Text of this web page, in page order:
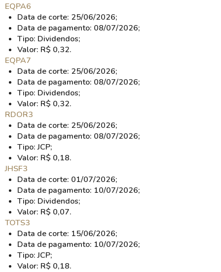
EQPA6
Data de corte: 25/06/2026;
Data de pagamento: 08/07/2026;
Tipo: Dividendos;
Valor: R$ 0,32.
EQPA7
Data de corte: 25/06/2026;
Data de pagamento: 08/07/2026;
Tipo: Dividendos;
Valor: R$ 0,32.
RDOR3
Data de corte: 25/06/2026;
Data de pagamento: 08/07/2026;
Tipo: JCP;
Valor: R$ 0,18.
JHSF3
Data de corte: 01/07/2026;
Data de pagamento: 10/07/2026;
Tipo: Dividendos;
Valor: R$ 0,07.
TOTS3
Data de corte: 15/06/2026;
Data de pagamento: 10/07/2026;
Tipo: JCP;
Valor: R$ 0,18.